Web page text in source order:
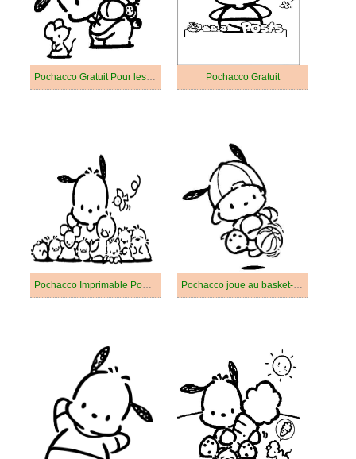
Pochacco Gratuit Pour les Enfants Pochacco Gratuit
Pochacco Imprimable Pour les Enfants Pochacco joue au basket-ball